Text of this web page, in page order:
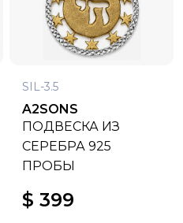
SIL-3.5
A2SONS
ПОДВЕСКА ИЗ
СЕРЕБРА 925
ПРОБЫ
$ 399